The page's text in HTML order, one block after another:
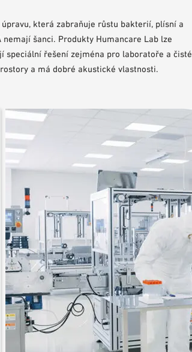
která zabraňuje růstu bakterií, plísní a
nemají šanci. Produkty Humancare Lab lze
speciální řešení zejména pro laboratoře a čisté
a má dobré akustické vlastnosti.